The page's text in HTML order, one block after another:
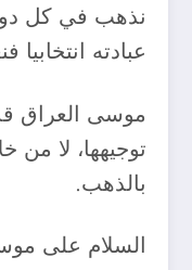
نذهب في كل
عبادته
موسى العراق
توجيهها، لا
بالذهب.
السلام على